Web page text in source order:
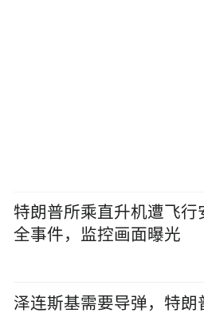
特朗普所乘直升机遭飞行
全事件，监控画面曝光
泽连斯基需要导弹，特朗